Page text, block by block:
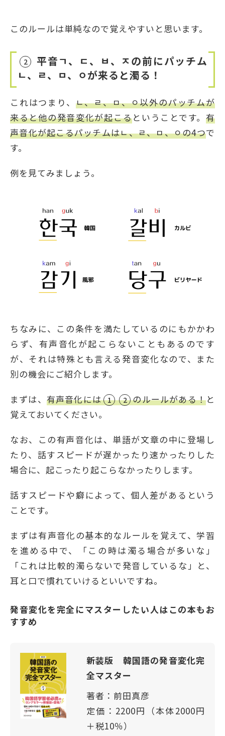
このルールは単純なので覚えやすいと思います。
2
平音ㄱ、ㄷ、ㅂ、ㅈの前にパッチム
ㄴ、ㄹ、ㅁ、ㅇが来ると濁る！
これはつまり、 ㄴ、ㄹ、ㅁ、ㅇ以外のパッチムが
来ると他の発音変化が起こるということです。有
声音化が起こるパッチムはㄴ、ㄹ、ㅁ、ㅇの4つで
す。
例を見てみましょう。
ちなみに、この条件を満たしているのにもかかわ
らず、有声音化が起こらないこともあるのです
が、それは特殊とも言える発音変化なので、また
別の機会にご紹介します。
まずは、 有声音化には 1 2 のルールがある！と
覚えておいてください。
なお、この有声音化は、単語が文章の中に登場し
たり、話すスピードが遅かったり速かったりした
場合に、起こったり起こらなかったりします。
話すスピードや癖によって、個人差があるという
ことです。
まずは有声音化の基本的なルールを覚えて、学習
を進める中で、「この時は濁る場合が多いな」
「これは比較的濁らないで発音しているな」と、
耳と口で慣れていけるといいですね。
発音変化を完全にマスターしたい人はこの本もお
すすめ
新装版
韓国語の発音変化完
全マスター
著者：前田真彦
定価：2200円（本体2000円
＋税10％）